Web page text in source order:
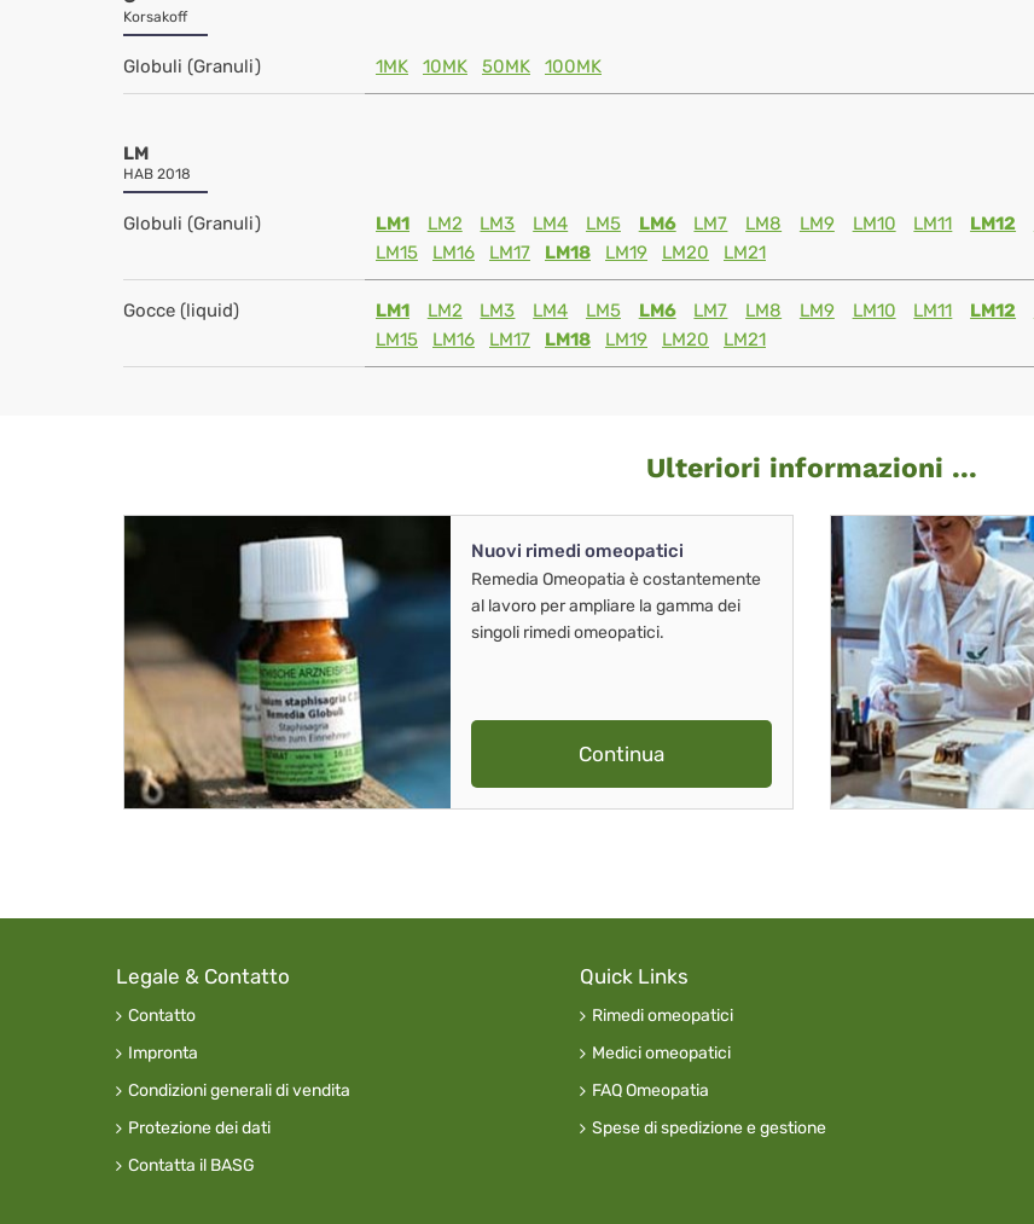
Korsakoff
Globuli (Granuli) 1MK 10MK 50MK 100MK
LM
HAB 2018
Globuli (Granuli) LM1 LM2 LM3 LM4 LM5 LM6 LM7 LM8 LM9 LM10 LM11 LM12
LM15
LM16 LM17 LM18 LM19 LM20 LM21
Gocce (liquid) LM1 LM2 LM3 LM4 LM5 LM6 LM7 LM8 LM9 LM10 LM11 LM12
LM15
LM16 LM17 LM18 LM19 LM20 LM21
Ulteriori informazioni ...
Nuovi rimedi omeopatici
Remedia Omeopatia è costantemente
al lavoro per ampliare la gamma dei
singoli rimedi omeopatici.
Continua
Legale & Contatto
Contatto
Impronta
Condizioni generali di vendita
Protezione dei dati
Contatta il BASG
Quick Links
Rimedi omeopatici
Medici omeopatici
FAQ Omeopatia
Spese di spedizione e gestione